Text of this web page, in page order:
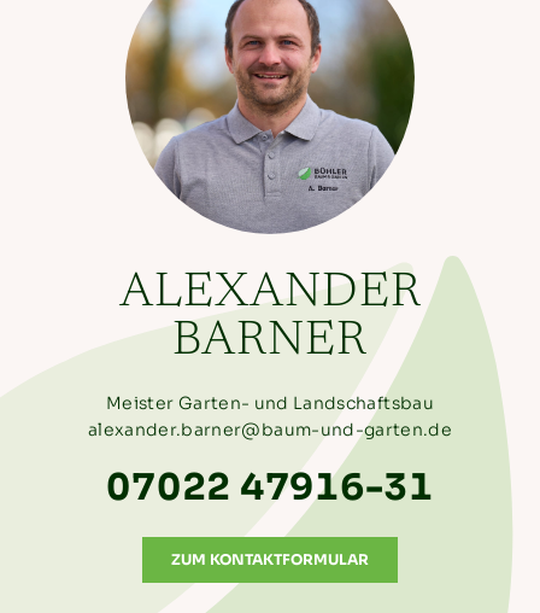
ALEXANDER
BARNER
Meister Garten- und Landschaftsbau
alexander.barner@baum-und-garten.de
07022 47916-31
ZUM KONTAKTFORMULAR